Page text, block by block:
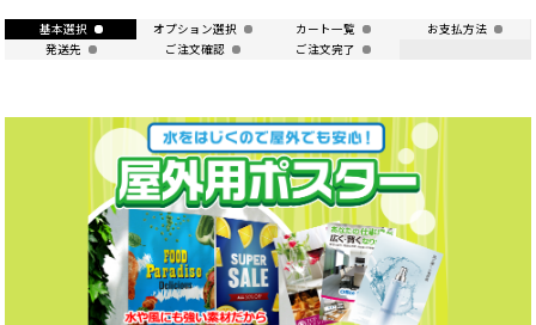
基本選択 オプション選択 カート一覧
お支払方法
発送先
ご注文確認 ご注文完了
出荷からお届けまでの日数を教えてくださ
い。
すか？
領収書・納品書を発行は可能ですか？
初回特典の1000ポイントを使用するに
は？
見本と印刷データの比較はしてくれます
か？
画面表示操作